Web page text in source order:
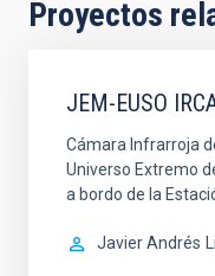
Proyectos
JEM-EUSO
Cámara Infrarroja
Universo Extremo
a bordo de la
Javier Andrés